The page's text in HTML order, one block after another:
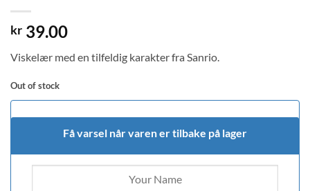
kr 39.00
Viskelær med en tilfeldig karakter fra Sanrio.
Out of stock
Få varsel når varen er tilbake på lager